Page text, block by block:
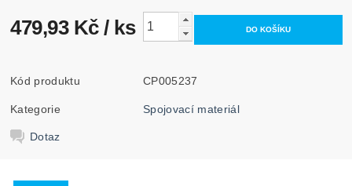
479,93 Kč/ ks
Kód produktu CP005237
Kategorie Spojovací materiál
Dotaz